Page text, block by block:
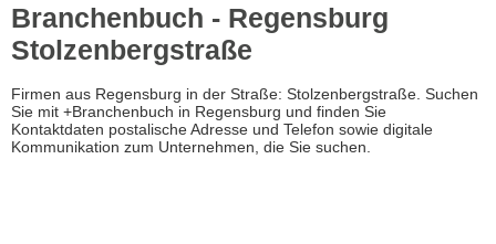
Branchenbuch - Regensburg
Stolzenbergstraße
Firmen aus Regensburg in der Straße: Stolzenbergstraße. Suchen
Sie mit +Branchenbuch in Regensburg und finden Sie
Kontaktdaten postalische Adresse und Telefon sowie digitale
Kommunikation zum Unternehmen, die Sie suchen.